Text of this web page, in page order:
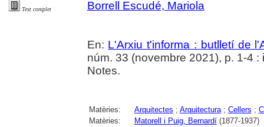
Text complet
Borrell Escudé, Mariola
En: L'Arxiu t'informa : butlletí de
núm. 33 (novembre 2021), p. 1-4 :
Notes.
Matèries: Arquitectes ; Arquitectura; Cellers ;
Matèries:
Matorell i Puig, Bernardí(1877-1937)